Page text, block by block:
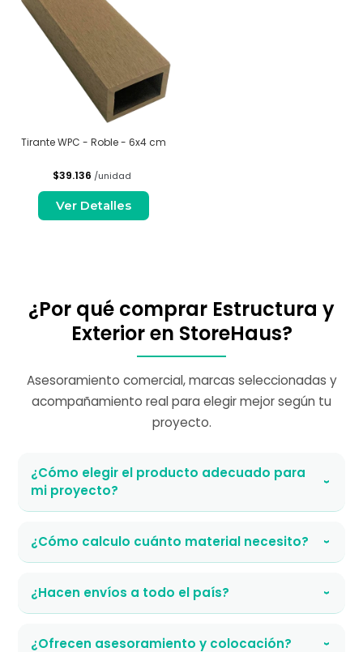
Tirante WPC - Roble - 6x4 cm
$39.136 /unidad
Ver Detalles
¿Por qué comprar Estructura y
Exterior en StoreHaus?
Asesoramiento comercial, marcas seleccionadas y
acompañamiento real para elegir mejor según tu
proyecto.
¿Cómo elegir el producto adecuado para
mi proyecto?
›
¿Cómo calculo cuánto material necesito? ›
¿Hacen envíos a todo el país? ›
¿Ofrecen asesoramiento y colocación? ›